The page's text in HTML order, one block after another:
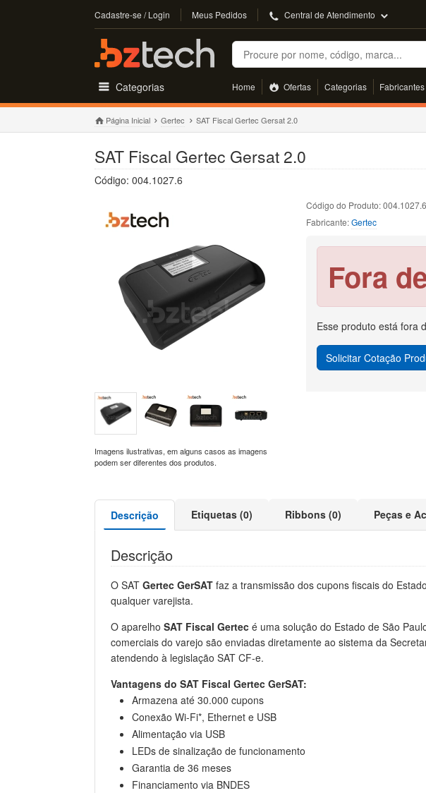
Cadastre-se / Login Meus Pedidos Central de Atendimento
Buscar
Categorias Home Ofertas Categorias Fabricantes
Página Inicial Gertec SAT Fiscal Gertec Gersat 2.0
SAT Fiscal Gertec Gersat 2.0
Código: 004.1027.6
Imagens ilustrativas, em alguns casos as imagens
podem ser diferentes dos produtos.
Código do Produto:
Fabricante:Gertec
Fora
Esse produto está fora
Solicitar Cotação
Descrição Etiquetas (0) Ribbons (0) Peças e
Descrição
O SATGertec GerSAT faz a transmissão dos cupons fiscais do
qualquer varejista.
O aparelhoSAT Fiscal Gertec é uma solução do Estado de São
comerciais do varejo são enviadas diretamente ao sistema da
atendendo à legislação SAT CF-e.
Vantagens do SAT Fiscal Gertec GerSAT:
Armazena até 30.000 cupons
Conexão Wi-Fi*, Ethernet e USB
Alimentação via USB
LEDs de sinalização de funcionamento
Garantia de 36 meses
Financiamento via BNDES